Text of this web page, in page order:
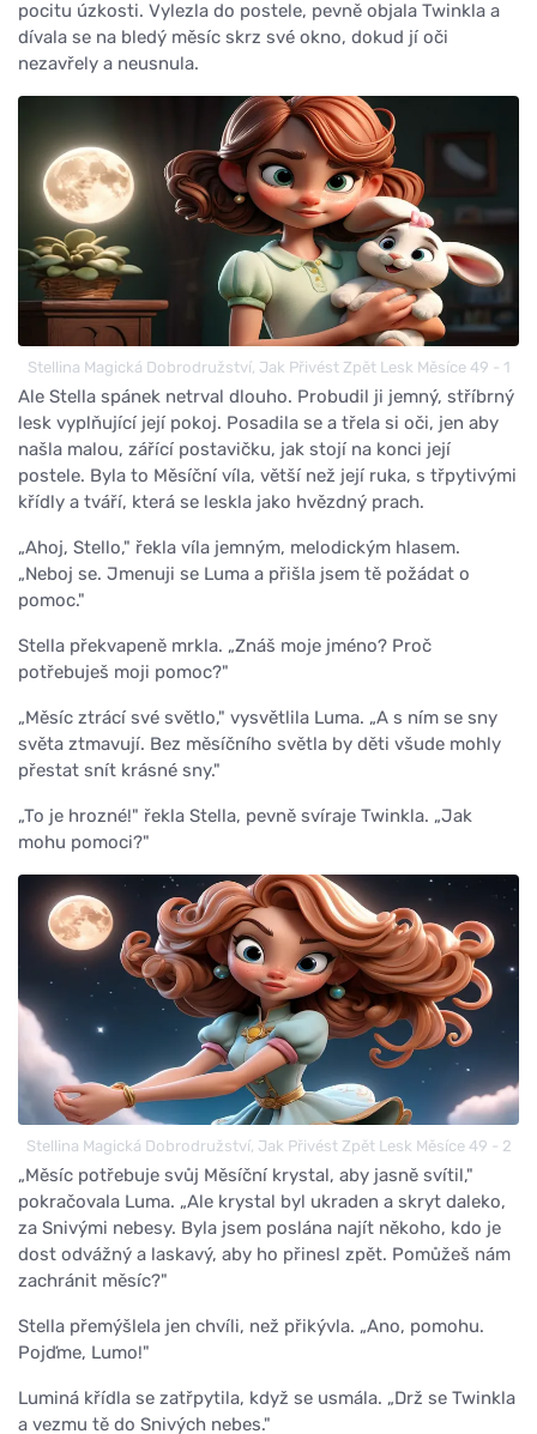
pocitu úzkosti. Vylezla do postele, pevně objala Twinkla a
dívala se na bledý měsíc skrz své okno, dokud jí oči
nezavřely a neusnula.
Stellina Magická Dobrodružství, Jak Přivést Zpět Lesk Měsíce 49 - 1
Ale Stella spánek netrval dlouho. Probudil ji jemný, stříbrný
lesk vyplňující její pokoj. Posadila se a třela si oči, jen aby
našla malou, zářící postavičku, jak stojí na konci její
postele. Byla to Měsíční víla, větší než její ruka, s třpytivými
křídly a tváří, která se leskla jako hvězdný prach.
„Ahoj, Stello," řekla víla jemným, melodickým hlasem.
„Neboj se. Jmenuji se Luma a přišla jsem tě požádat o
pomoc."
Stella překvapeně mrkla. „Znáš moje jméno? Proč
potřebuješ moji pomoc?"
„Měsíc ztrácí své světlo," vysvětlila Luma. „A s ním se sny
světa ztmavují. Bez měsíčního světla by děti všude mohly
přestat snít krásné sny."
„To je hrozné!" řekla Stella, pevně svíraje Twinkla. „Jak
mohu pomoci?"
Stellina Magická Dobrodružství, Jak Přivést Zpět Lesk Měsíce 49 - 2
„Měsíc potřebuje svůj Měsíční krystal, aby jasně svítil,"
pokračovala Luma. „Ale krystal byl ukraden a skryt daleko,
za Snivými nebesy. Byla jsem poslána najít někoho, kdo je
dost odvážný a laskavý, aby ho přinesl zpět. Pomůžeš nám
zachránit měsíc?"
Stella přemýšlela jen chvíli, než přikývla. „Ano, pomohu.
Pojďme, Lumo!"
Luminá křídla se zatřpytila, když se usmála. „Drž se Twinkla
a vezmu tě do Snivých nebes."